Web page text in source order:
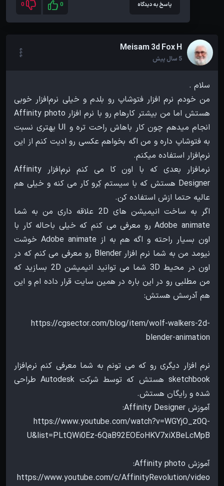
پاسخ به دیدگاه 0
0
Meisam 3d Fox H
5 سال پیش
من خودم نرم افزار فتوشاپ رو بلدم و خیلی نرم‌افزار خوبی
هستش اما من بیشتر کارهام رو با نرم افزار Affinity photo
انجام میدهم چون کار باهاش راحت تره و UI بهتری نسبت
به فتوشاپ داره و من اگه بخواهم عکسی رو ادیت کنم از این
نرمافزار بعدی که با اون کا می کنم نرم‌افزار Affinity
Designer هستش که با سیستم کِرو کار می کنه و خیلی هم
اگر به ساخت انیمیشن های 2D علاقه داری من به شما
Adobe animate رو معرفی می کنم که خیلی باحاله کار با
اون بسیار راحته و اگه هم به از Adobe animate خوشت
نیومد من به شما نرم افزار Blender رو معرفی می کنم که در
اون در محیط 3D شما می توانید انیمیشن 2D بسازید که
من مطلبی رو در این باره در همین سایت قرار داده ام و این
https://cgsector.com/blog/item/wolf-walkers-2d-
نرم افزار دیگری رو که می تونم به شما معرفی کنم نرم‌افزار
sketchbook هستش که توسط شرکت Autodesk طراحی
https://www.youtube.com/watch?v=WGYjO_z0Q-
https://www.youtube.com/c/AffinityRevolution/video